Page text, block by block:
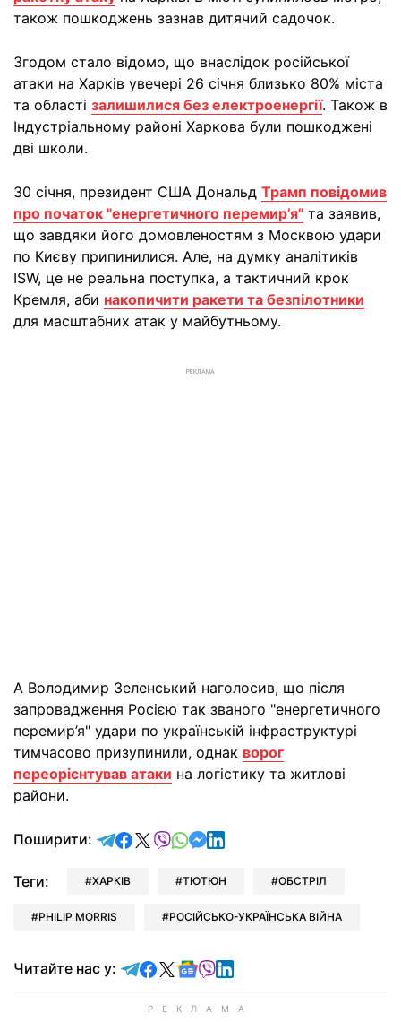
також пошкоджень зазнав дитячий садочок.
Згодом стало відомо, що внаслідок російської
атаки на Харків увечері 26 січня близько 80% міста
та області залишилися без електроенергії. Також в
Індустріальному районі Харкова були пошкоджені
дві школи.
30 січня, президент США Дональд Трамп повідомив
про початок "енергетичного перемир’я" та заявив,
що завдяки його домовленостям з Москвою удари
по Києву припинилися. Але, на думку аналітиків
ISW, це не реальна поступка, а тактичний крок
Кремля, аби накопичити ракети та безпілотники
для масштабних атак у майбутньому.
РЕКЛАМА
А Володимир Зеленський наголосив, що після
запровадження Росією так званого "енергетичного
перемир’я" удари по українській інфраструктурі
тимчасово призупинили, однак ворог
переорієнтував атаки на логістику та житлові
райони.
Поширити: відправити у Telegram
поділитись у Facebook
поділитись у X
відправити у Viber
відправити у Whatsapp
відправити у Messenger
відправити у LinkedIn
Теги: ХАРКІВ ТЮТЮН ОБСТРІЛ
PHILIP MORRIS РОСІЙСЬКО-УКРАЇНСЬКА ВІЙНА
Читайте нас у: Читайте у Telegram
Читайте у Facebook
Читайте у X
Читайте у Google news
Читайте у Viber
Читайте у LinkedIn